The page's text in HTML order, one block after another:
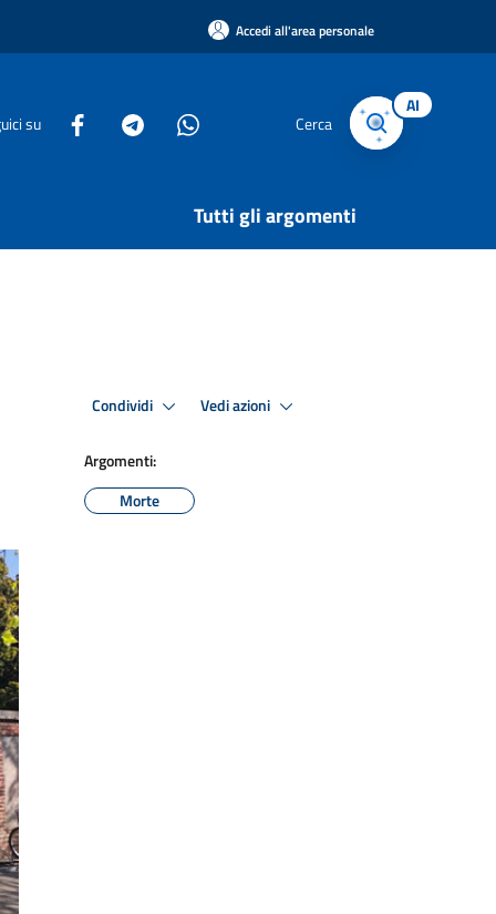
Accedi all'area personale
su Cerca
AI
Tutti gli argomenti
Condividi Vedi azioni
Argomenti:
Morte